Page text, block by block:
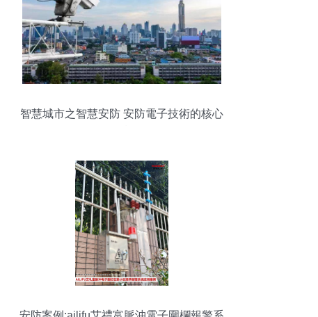
智慧城市之智慧安防 安防電子技術的核心